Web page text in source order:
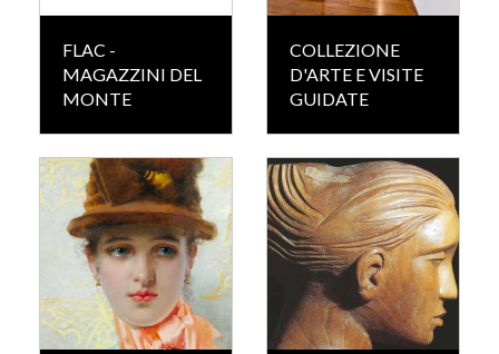
FLAC -
MAGAZZINI DEL
MONTE
COLLEZIONE
D'ARTE E VISITE
GUIDATE